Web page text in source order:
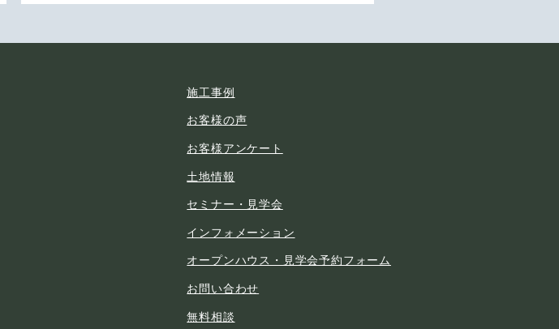
施工事例
お客様の声
お客様アンケート
土地情報
セミナー・見学会
インフォメーション
オープンハウス・見学会予約フォーム
お問い合わせ
無料相談